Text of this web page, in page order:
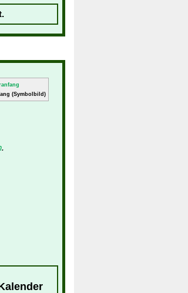
(Symbolbild)
.